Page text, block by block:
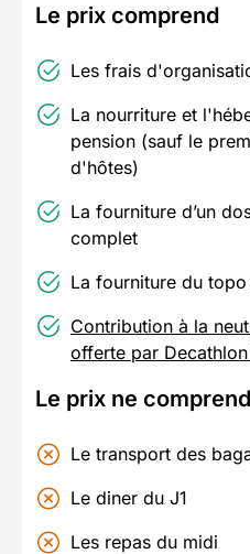
Le prix comprend
Les frais
La nourriture et
pension (sauf le
d'hôtes)
La fourniture d’un
complet
La fourniture du
Contribution à la
offerte par
Le prix ne
Le transport des
Le diner du J1
Les repas du midi